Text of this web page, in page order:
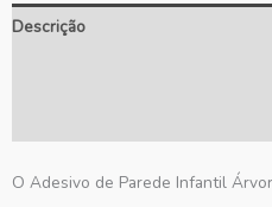
Descrição
O Adesivo de Parede Infantil